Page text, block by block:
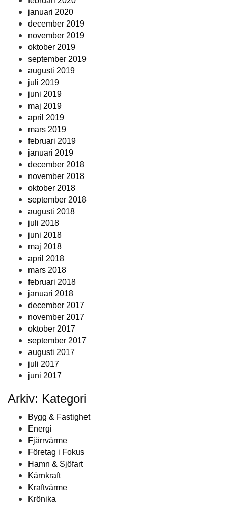
januari 2020
december 2019
november 2019
oktober 2019
september 2019
augusti 2019
juli 2019
juni 2019
maj 2019
april 2019
mars 2019
februari 2019
januari 2019
december 2018
november 2018
oktober 2018
september 2018
augusti 2018
juli 2018
juni 2018
maj 2018
april 2018
mars 2018
februari 2018
januari 2018
december 2017
november 2017
oktober 2017
september 2017
augusti 2017
juli 2017
juni 2017
Arkiv: Kategori
Bygg & Fastighet
Energi
Fjärrvärme
Företag i Fokus
Hamn & Sjöfart
Kärnkraft
Kraftvärme
Krönika